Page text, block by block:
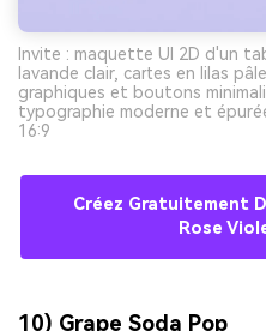
Invite : maquette UI 2D d'un
lavande clair, cartes en lilas
graphiques et boutons
typographie moderne et
16:9
Créez Gratuitement
Rose
10) Grape Soda Pop